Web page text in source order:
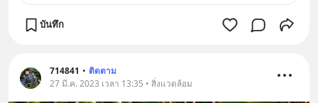
บันทึก
714841 • ติดตาม
27 มี.ค. 2023 เวลา 13:35 • สิ่งแวดล้อม